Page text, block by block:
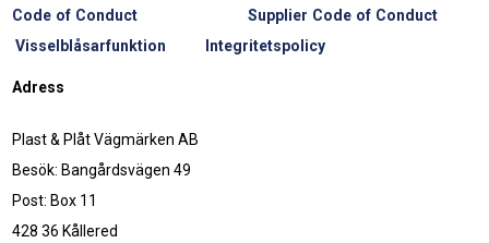
Code of Conduct
Supplier Code of Conduct
Visselblåsarfunktion
Integritetspolicy
Adress
Plast & Plåt Vägmärken AB
Besök: Bangårdsvägen 49
Post: Box 11
428 36 Kållered